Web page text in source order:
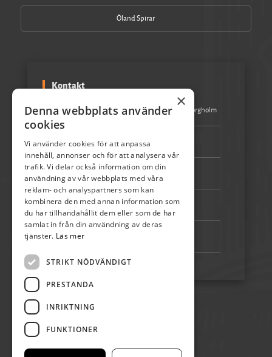
Öland Spirar
Kontakt
Besöksadress: Turistbyrån Storgatan 1 387 31 Borgholm
Epost: info@skordefest.nu
072-507 80 50
Bankgiro: 5192-4348
Swish: 123 222 02 67
×
Denna webbplats använder
cookies
Vi använder cookies för att anpassa
innehåll, annonser och för att analysera vår
trafik. Vi delar också information om din
användning av vår webbplats med våra
reklam- och analyspartners som kan
kombinera den med annan information som
du har tillhandahållit dem eller som de har
samlat in från din användning av deras
tjänster. Läs mer
STRIKT NÖDVÄNDIGT
PRESTANDA
INRIKTNING
FUNKTIONER